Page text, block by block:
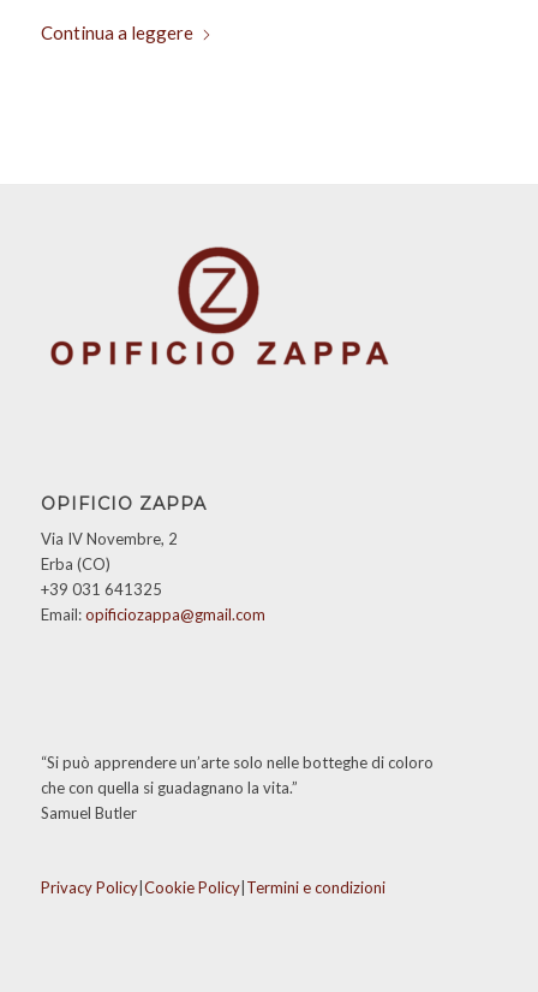
Continua a leggere
OPIFICIO ZAPPA
Via IV Novembre, 2
Erba (CO)
+39 031 641325
Email:opificiozappa@gmail.com
“Si può apprendere un’arte solo nelle botteghe di coloro
che con quella si guadagnano la vita.”
Samuel Butler
Privacy Policy| Cookie Policy| Termini e condizioni